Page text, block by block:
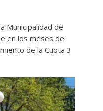
Municipalidad de
en los meses de
de la Cuota 3